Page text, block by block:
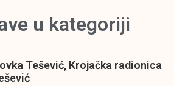
u kategoriji
Tešević, Krojačka radionica